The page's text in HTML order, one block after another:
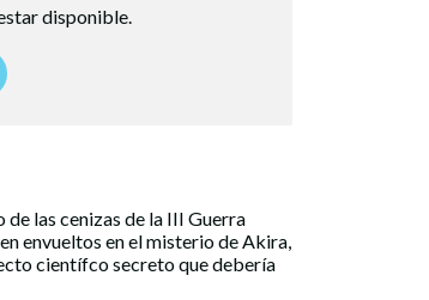
disponible.
las cenizas de la III Guerra
envueltos en el misterio de Akira,
científco secreto que debería